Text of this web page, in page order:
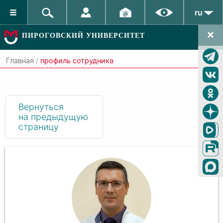
ru
ПИРОГОВСКИЙ УНИВЕРСИТЕТ
Главная / профиль сотрудника
Вернуться
на предыдущую
страницу